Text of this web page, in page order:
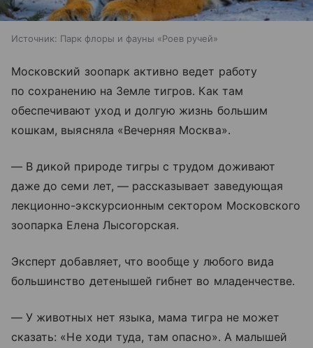
Источник: Парк флоры и фауны «Роев ручей»
Московский зоопарк активно ведет работу
по сохранению на Земле тигров. Как там
обеспечивают уход и долгую жизнь большим
кошкам, выясняла «Вечерняя Москва».
— В дикой природе тигры с трудом доживают
даже до семи лет, — рассказывает заведующая
лекционно-экскурсионным сектором Московского
зоопарка Елена Лысогорская.
Эксперт добавляет, что вообще у любого вида
большинство детенышей гибнет во младенчестве.
— У животных нет языка, мама тигра не может
сказать: «Не ходи туда, там опасно». А малышей